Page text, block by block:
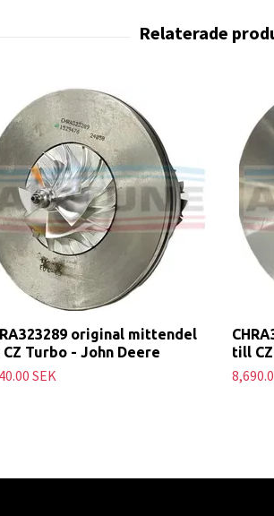
original mittendel
Turbo - John Deere
SEK
till CZ